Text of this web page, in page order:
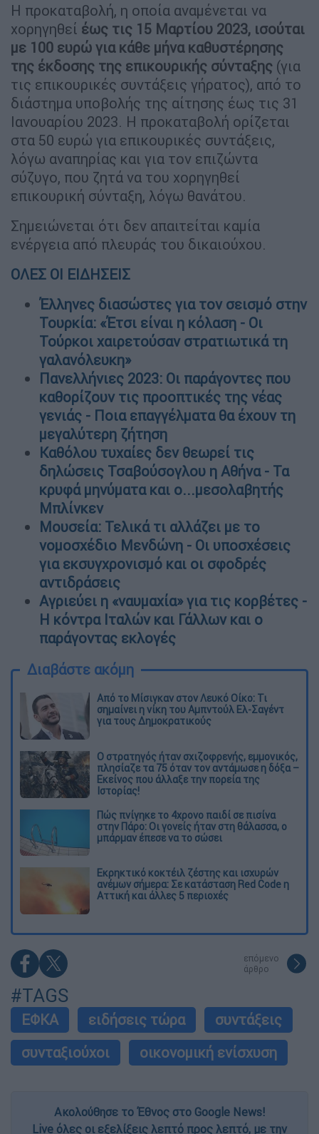
Η προκαταβολή, η οποία αναμένεται να
χορηγηθεί έως τις 15 Μαρτίου 2023, ισούται
με 100 ευρώ για κάθε μήνα καθυστέρησης
της έκδοσης της επικουρικής σύνταξης (για
τις επικουρικές συντάξεις γήρατος), από το
διάστημα υποβολής της αίτησης έως τις 31
Ιανουαρίου 2023. Η προκαταβολή ορίζεται
στα 50 ευρώ για επικουρικές συντάξεις,
λόγω αναπηρίας και για τον επιζώντα
σύζυγο, που ζητά να του χορηγηθεί
επικουρική σύνταξη, λόγω θανάτου.
Σημειώνεται ότι δεν απαιτείται καμία
ενέργεια από πλευράς του δικαιούχου.
ΟΛΕΣ ΟΙ ΕΙΔΗΣΕΙΣ
Έλληνες διασώστες για τον σεισμό στην
Τουρκία: «Έτσι είναι η κόλαση - Οι
Τούρκοι χαιρετούσαν στρατιωτικά τη
γαλανόλευκη»
Πανελλήνιες 2023: Οι παράγοντες που
καθορίζουν τις προοπτικές της νέας
γενιάς - Ποια επαγγέλματα θα έχουν τη
μεγαλύτερη ζήτηση
Καθόλου τυχαίες δεν θεωρεί τις
δηλώσεις Τσαβούσογλου η Αθήνα - Τα
κρυφά μηνύματα και ο...μεσολαβητής
Μπλίνκεν
Μουσεία: Τελικά τι αλλάζει με το
νομοσχέδιο Μενδώνη - Οι υποσχέσεις
για εκσυγχρονισμό και οι σφοδρές
αντιδράσεις
Αγριεύει η «ναυμαχία» για τις κορβέτες -
Η κόντρα Ιταλών και Γάλλων και ο
παράγοντας εκλογές
Διαβάστε ακόμη
Από το Μίσιγκαν στον Λευκό Οίκο: Τι
σημαίνει η νίκη του Αμπντούλ Ελ-Σαγέντ
για τους Δημοκρατικούς
O στρατηγός ήταν σχιζοφρενής, εμμονικός,
πλησίαζε τα 75 όταν τον αντάμωσε η δόξα –
Εκείνος που άλλαξε την πορεία της
Ιστορίας!
Πώς πνίγηκε το 4χρονο παιδί σε πισίνα
στην Πάρο: Οι γονείς ήταν στη θάλασσα, ο
μπάρμαν έπεσε να το σώσει
Εκρηκτικό κοκτέιλ ζέστης και ισχυρών
ανέμων σήμερα: Σε κατάσταση Red Code η
Αττική και άλλες 5 περιοχές
επόμενο
άρθρο
#TAGS
ΕΦΚΑ ειδήσεις τώρα
συντάξεις
συνταξιούχοι
οικονομική ενίσχυση
Ακολούθησε το Έθνος στο Google News!
Live όλες οι εξελίξεις λεπτό προς λεπτό, με την